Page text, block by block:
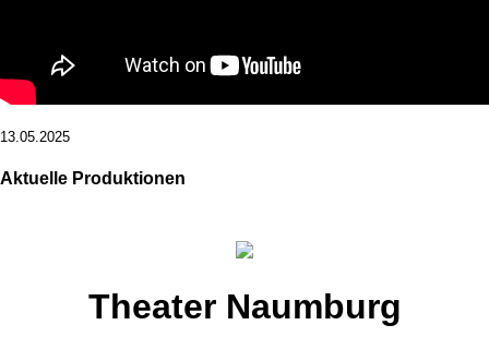
13.05.2025
Aktuelle Produktionen
Theater Naumburg